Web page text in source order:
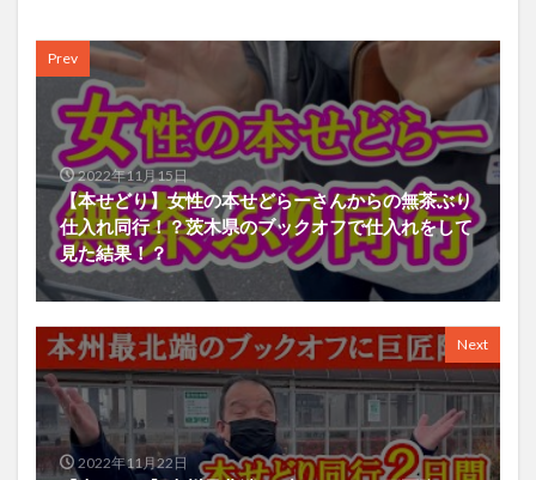
Prev
2022年11月15日
【本せどり】女性の本せどらーさんからの無茶ぶり
仕入れ同行！？茨木県のブックオフで仕入れをして
見た結果！？
Next
2022年11月22日